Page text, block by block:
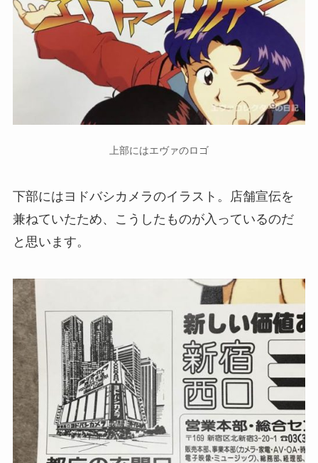
上部にはエヴァのロゴ
下部にはヨドバシカメラのイラスト。店舗宣伝を
兼ねていたため、こうしたものが入っているのだ
と思います。